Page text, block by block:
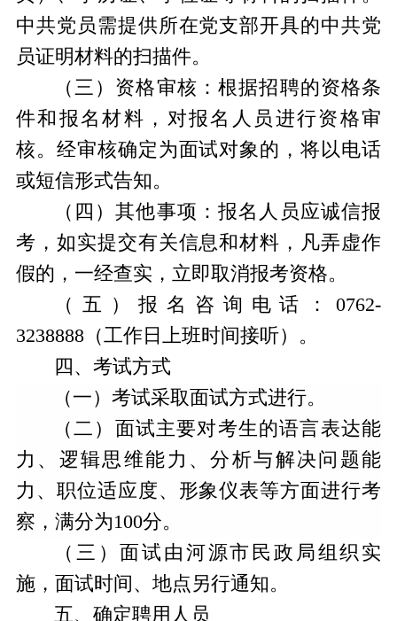
中共党员需提供所在党支部开具的中共党
员证明材料的扫描件。
（三）资格审核：根据招聘的资格条
件和报名材料，对报名人员进行资格审
核。经审核确定为面试对象的，将以电话
或短信形式告知。
（四）其他事项：报名人员应诚信报
考，如实提交有关信息和材料，凡弄虚作
假的，一经查实，立即取消报考资格。
（五）报名咨询电话：0762-
3238888（工作日上班时间接听）。
四、考试方式
（一）考试采取面试方式进行。
（二）面试主要对考生的语言表达能
力、逻辑思维能力、分析与解决问题能
力、职位适应度、形象仪表等方面进行考
察，满分为100分。
（三） 面试由河源市民政局组织实
施，面试时间、地点另行通知。
五、确定聘用人员